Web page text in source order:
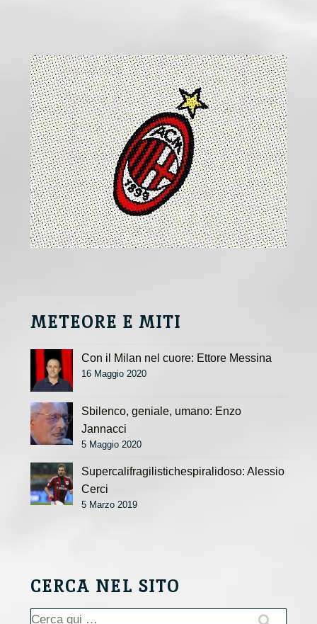
METEORE E MITI
Con il Milan nel cuore: Ettore Messina
16 Maggio 2020
Sbilenco, geniale, umano: Enzo
Jannacci
5 Maggio 2020
Supercalifragilistichespiralidoso: Alessio
Cerci
5 Marzo 2019
CERCA NEL SITO
Cerca: